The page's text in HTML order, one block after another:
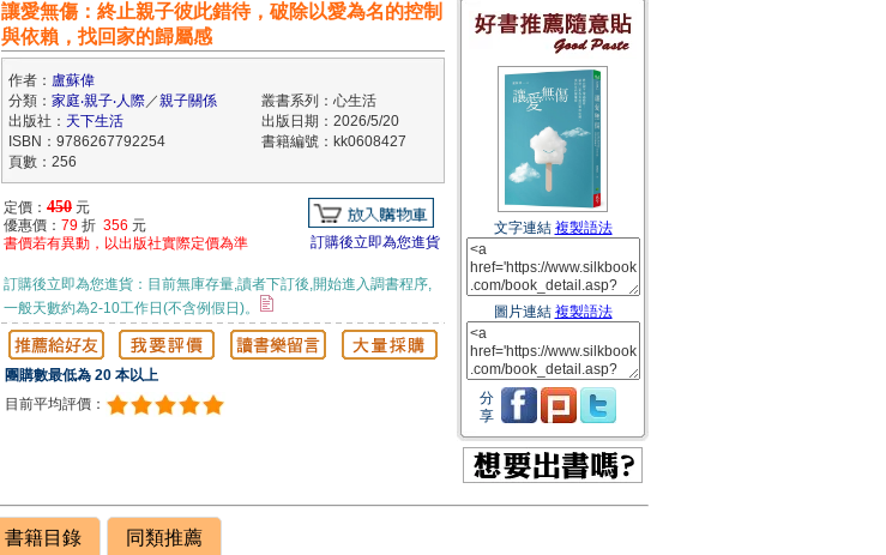
讓愛無傷：終止親子彼此錯待，破除以愛為名的控制
與依賴，找回家的歸屬感
作者： 盧蘇偉
分類： 家庭‧親子‧人際／親子關係
叢書系列：心生活
出版社： 天下生活
出版日期：2026/5/20
ISBN：9786267792254
書籍編號：kk0608427
頁數：256
定價： 450 元
優惠價： 79 折 356 元
書價若有異動，以出版社實際定價為準
訂購後立即為您進貨
訂購後立即為您進貨：目前無庫存量,讀者下訂後,開始進入調書程序,
一般天數約為2-10工作日(不含例假日)。
團購數最低為 20 本以上
目前平均評價：
文字連結 複製語法
圖片連結 複製語法
分
享
書籍目錄 同類推薦